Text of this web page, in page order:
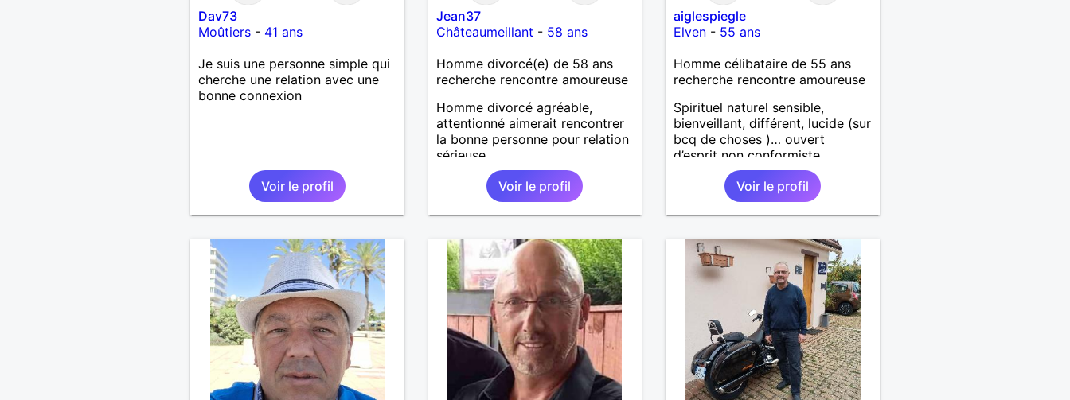
Dav73
Moûtiers- 41 ans
Je suis une personne simple qui
cherche une relation avec une
bonne connexion
Voir le profil
Jean37
Châteaumeillant - 58 ans
Homme divorcé(e) de 58 ans
recherche rencontre amoureuse
Homme divorcé agréable,
attentionné aimerait rencontrer
la bonne personne pour relation
sérieuse...
Voir le profil
aiglespiegle
Elven - 55 ans
Homme célibataire de 55 ans
recherche rencontre amoureuse
Spirituel naturel sensible,
bienveillant, différent, lucide (sur
bcq de choses )… ouvert
d’esprit non conformiste.
Recherche en l’autre un peu la
même chose…Voir le profil